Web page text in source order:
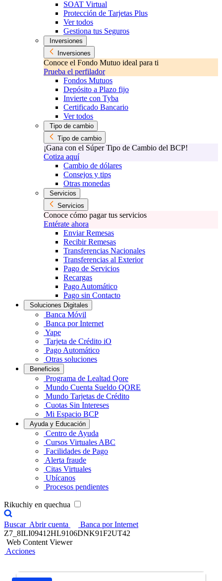
SOAT Virtual
Protección de Tarjetas Plus
Ver todos
Gestiona tus Seguros
Inversiones
Inversiones
Conoce el Fondo Mutuo ideal para ti
Prueba el perfilador
Fondos Mutuos
Depósito a Plazo fijo
Invierte con Tyba
Certificado Bancario
Ver todos
Tipo de cambio
Tipo de cambio
¡Gana con el Súper Tipo de Cambio del BCP!
Cotiza aquí
Cambio de dólares
Consejos y tips
Otras monedas
Servicios
Servicios
Conoce cómo pagar tus servicios
Entérate ahora
Enviar Remesas
Recibir Remesas
Transferencias Nacionales
Transferencias al Exterior
Pago de Servicios
Recargas
Pago Automático
Pago sin Contacto
Soluciones Digitales
Banca Móvil
Banca por Internet
Yape
Tarjeta de Crédito iO
Pago Automático
Otras soluciones
Beneficios
Programa de Lealtad Qore
Mundo Cuenta Sueldo QORE
Mundo Tarjetas de Crédito
Cuotas Sin Intereses
Mi Espacio BCP
Ayuda y Educación
Centro de Ayuda
Cursos Virtuales ABC
Facilidades de Pago
Alerta fraude
Citas Virtuales
Ubícanos
Procesos pendientes
Rikuchiy en quechua
Buscar Abrir cuenta
Banca por Internet
Z7_8ILI09412HL9106DNK91F2UT42
Web Content Viewer
Acciones